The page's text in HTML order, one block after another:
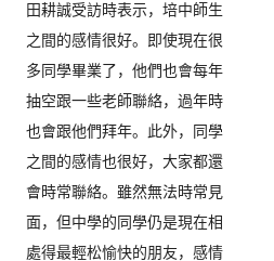
田耕誠受訪時表示，培中師生
之間的感情很好。
即使現在很
多同學畢業了，他們也會每年
抽空跟一些老師聯絡， 過年時
也會跟他們拜年。此外，同學
之間的感情也很好， 大家都還
會時常聯絡。雖然無法時常見
面， 但中學的同學仍是現在相
處得最輕松愉快的朋友， 感情